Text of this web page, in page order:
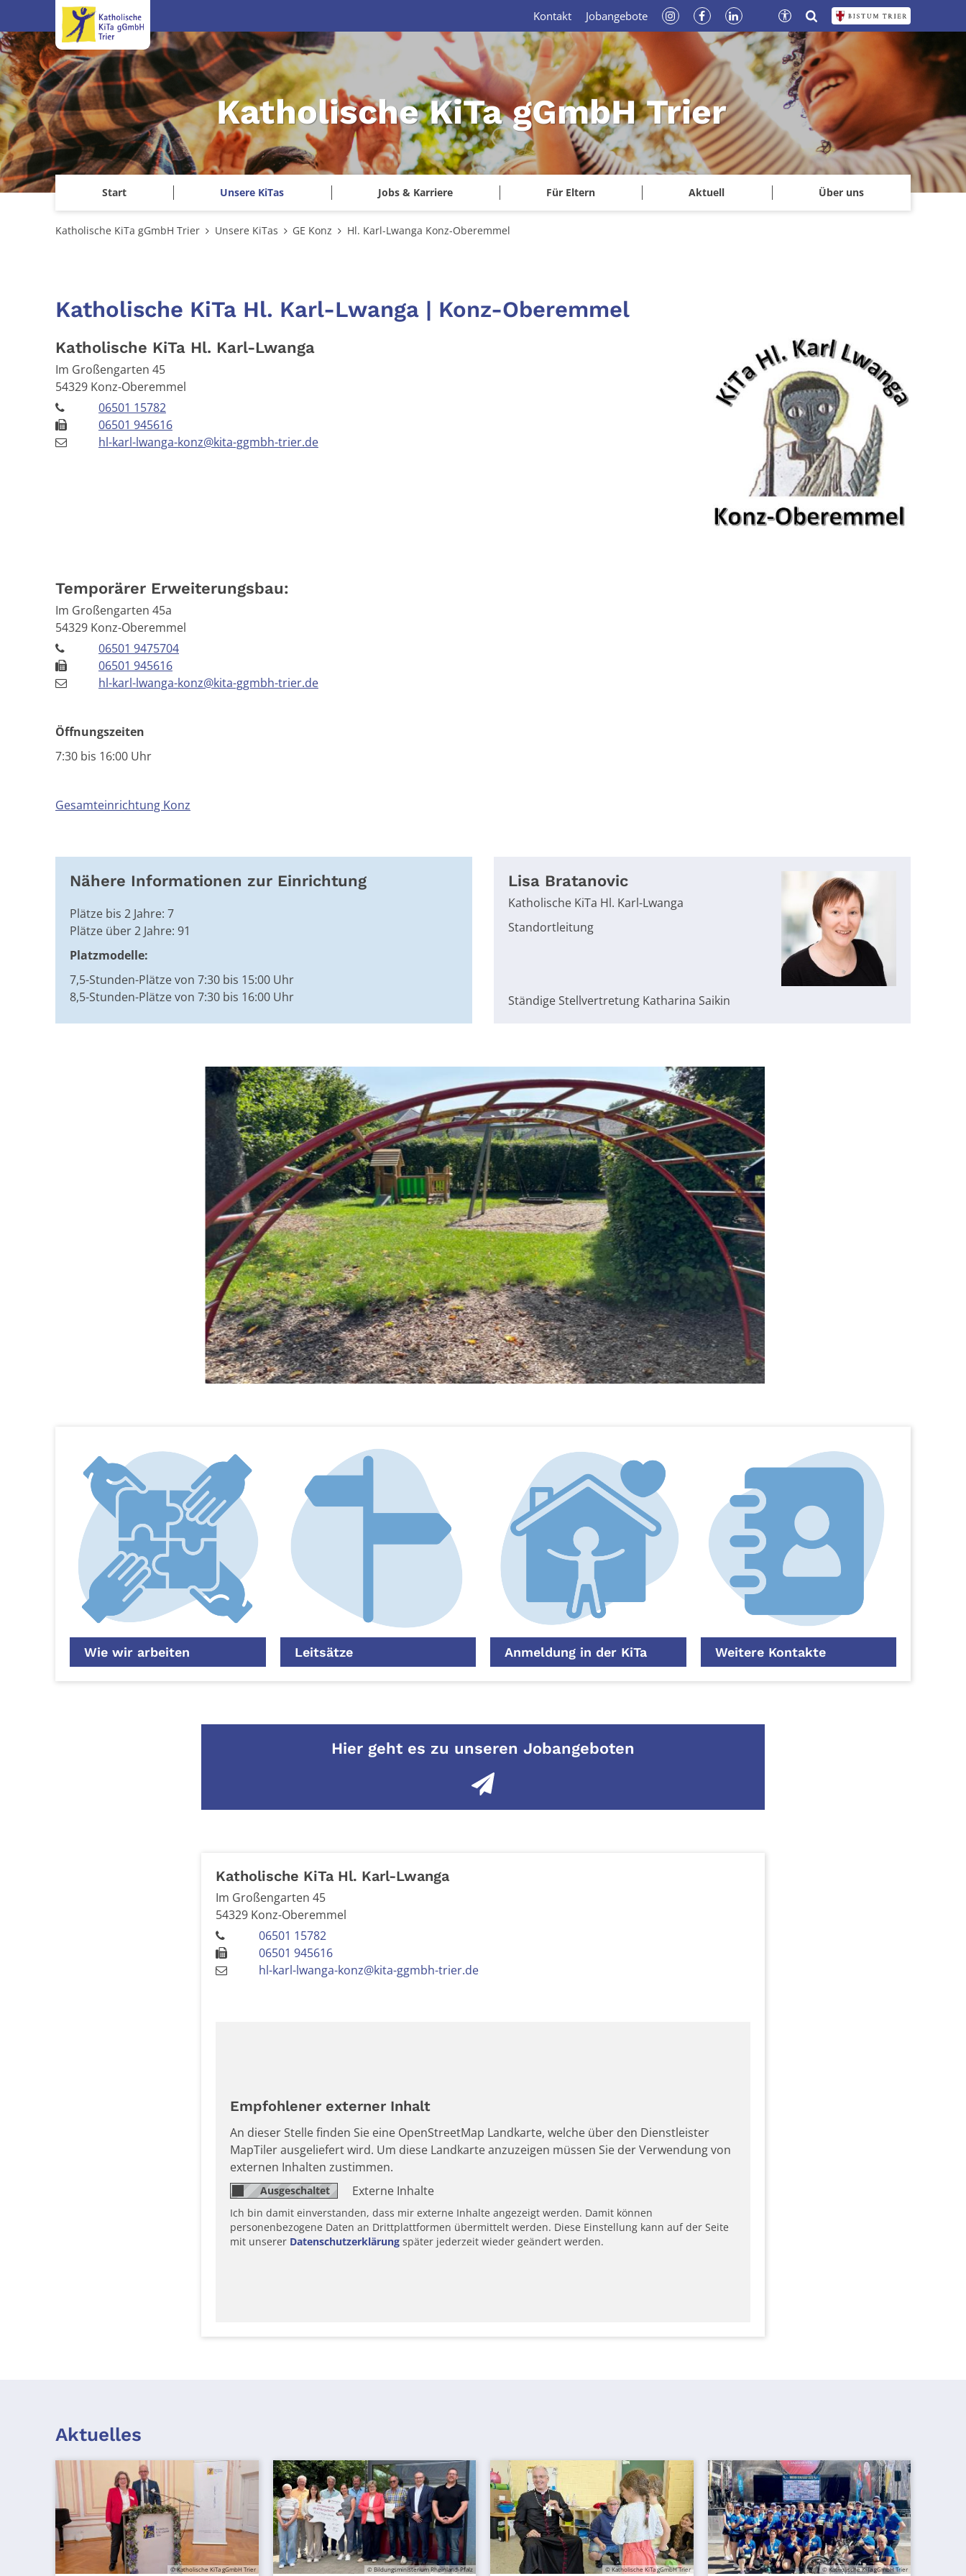
Zum Inhalt springen
Katholische KiTa gGmbH Trier
Start Unsere KiTas Jobs & Karriere Für Eltern Aktuell Über uns
Kontakt Jobangebote
Katholische KiTa gGmbH Trier Unsere KiTas GE Konz Hl. Karl-Lwanga Konz-Oberemmel
Katholische KiTa Hl. Karl-Lwanga | Konz-Oberemmel
Katholische KiTa Hl. Karl-Lwanga
Im Großengarten 45
54329 Konz-Oberemmel
06501 15782
06501 945616
hl-karl-lwanga-konz@kita-ggmbh-trier.de
Temporärer Erweiterungsbau:
Im Großengarten 45a
54329 Konz-Oberemmel
06501 9475704
06501 945616
hl-karl-lwanga-konz@kita-ggmbh-trier.de
Öffnungszeiten
7:30 bis 16:00 Uhr
Gesamteinrichtung Konz
Nähere Informationen zur Einrichtung
Plätze bis 2 Jahre: 7
Plätze über 2 Jahre: 91
Platzmodelle:
7,5-Stunden-Plätze von 7:30 bis 15:00 Uhr
8,5-Stunden-Plätze von 7:30 bis 16:00 Uhr
Lisa Bratanovic
Katholische KiTa Hl. Karl-Lwanga
Standortleitung
Ständige Stellvertretung Katharina Saikin
Wie wir arbeiten Leitsätze Anmeldung in der KiTa Weitere Kontakte
Hier geht es zu unseren Jobangeboten
Katholische KiTa Hl. Karl-Lwanga
Im Großengarten 45
54329 Konz-Oberemmel
06501 15782
06501 945616
hl-karl-lwanga-konz@kita-ggmbh-trier.de
Empfohlener externer Inhalt
An dieser Stelle finden Sie eine OpenStreetMap Landkarte, welche über den Dienstleister
MapTiler ausgeliefert wird. Um diese Landkarte anzuzeigen müssen Sie der Verwendung von
externen Inhalten zustimmen.
Externe Inhalte
Ich bin damit einverstanden, dass mir externe Inhalte angezeigt werden. Damit können
personenbezogene Daten an Drittplattformen übermittelt werden. Diese Einstellung kann auf der Seite
mit unserer Datenschutzerklärung später jederzeit wieder geändert werden.
Aktuelles
© Katholische KiTa gGmbH Trier © Bildungsministerium Rheinland-Pfalz © Katholische KiTa gGmbH Trier © Katholische KiTa gGmbH Trier